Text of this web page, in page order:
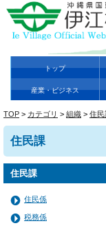
トップ
産業・ビジネス
TOP > カテゴリ > 組織 > 住民
住民課
住民課
住民係
税務係